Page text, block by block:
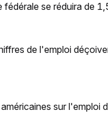
se réduira de
de l'emploi
sur l'emploi